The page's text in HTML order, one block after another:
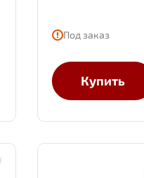
Под заказ
Купить